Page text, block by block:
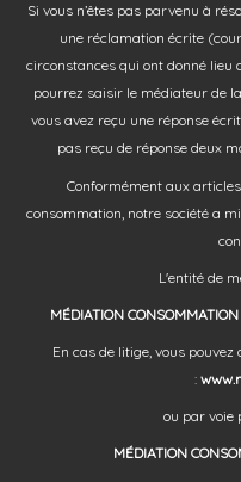
Si vous n’êtes pas parvenu à
une réclamation écrite
circonstances qui ont donné lieu
pourrez saisir le médiateur de
vous avez reçu une réponse
pas reçu de réponse deux
Conformément aux articles
consommation, notre société a
L'entité de
MÉDIATION
En cas de litige, vous
:
ou par voie
MÉDIATION